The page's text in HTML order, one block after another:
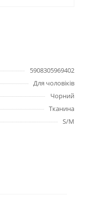
5908305969402
Для чоловіків
Чорний
Тканина
S/M